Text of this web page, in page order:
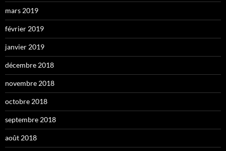
mars 2019
février 2019
janvier 2019
décembre 2018
novembre 2018
octobre 2018
septembre 2018
août 2018